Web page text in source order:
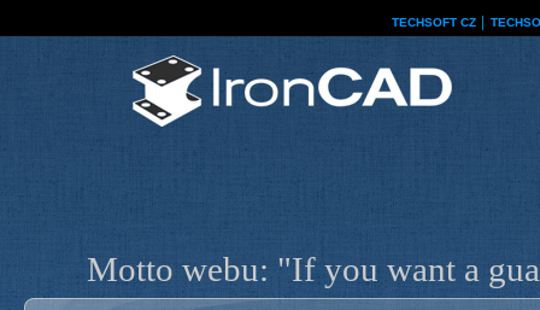
TECHSOFT CZ
Motto webu: "If you want a